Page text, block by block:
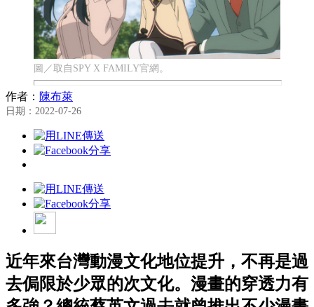
圖／取自SPY X FAMILY官網。
作者： 陳布萊
日期：2022-07-26
近年來台灣動漫文化地位提升，不再是過
去侷限於少眾的次文化。漫畫的穿透力有